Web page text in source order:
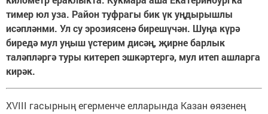
тимер юл уза. Район туфрагы бик үк уңдырышлы
исәпләнми. Ул су эрозиясенә бирешүчән. Шуңа күрә
биредә мул уңыш үстерим дисәң, җирне барлык
таләпләргә туры китереп эшкәртергә, мул итеп ашларга
кирәк.
XVIII гасырның егерменче елларында Казан өязенең